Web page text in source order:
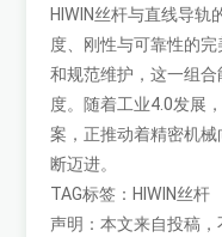
HIWIN丝杆与直线导
度、刚性与可靠性的
和规范维护，这一组
度。随着工业4.0发展
案，正推动着精密机
断迈进。
TAG标签： HIWIN丝杆
声明：本文来自投稿